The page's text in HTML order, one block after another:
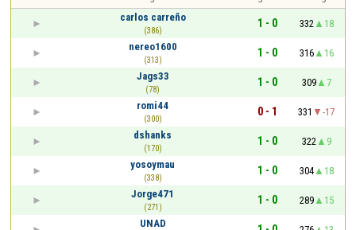
carlos carreño
(386)
1 - 0 332
18
nereo1600
(313)
1 - 0 316
16
Jags33
(78)
1 - 0 309
7
romi44
(300)
0 - 1 331
-17
dshanks
(170)
1 - 0 322
9
yosoymau
(338)
1 - 0 304
18
Jorge471
(271)
1 - 0 289
15
UNAD